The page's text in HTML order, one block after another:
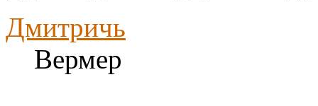
Дмитричь
Вермер